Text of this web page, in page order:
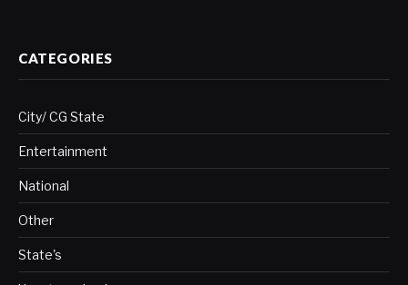
CATEGORIES
City/ CG State
Entertainment
National
Other
State's